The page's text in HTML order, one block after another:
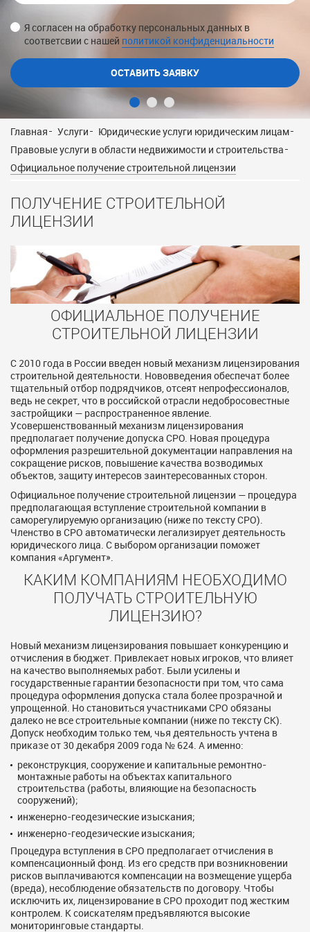
Я согласен на обработку персональных данных в
соответсвии с нашей политикой конфиденциальности
Я согласен на обработку персональных данных в
соответсвии с нашей политикой конфиденциальности
Я согласен на обработку персональных данных в
соответсвии с нашей политикой конфиденциальности
Главная Услуги
Юридические услуги юридическим лицам
Правовые услуги в области недвижимости и строительства
Официальное получение строительной лицензии
ПОЛУЧЕНИЕ СТРОИТЕЛЬНОЙ
ЛИЦЕНЗИИ
ОФИЦИАЛЬНОЕ ПОЛУЧЕНИЕ
СТРОИТЕЛЬНОЙ ЛИЦЕНЗИИ
С 2010 года в России введен новый механизм лицензирования
строительной деятельности. Нововведения обеспечат более
тщательный отбор подрядчиков, отсеят непрофессионалов,
ведь не секрет, что в российской отрасли недобросовестные
застройщики — распространенное явление.
Усовершенствованный механизм лицензирования
предполагает получение допуска СРО. Новая процедура
оформления разрешительной документации направления на
сокращение рисков, повышение качества возводимых
объектов, защиту интересов заинтересованных сторон.
Официальное получение строительной лицензии — процедура
предполагающая вступление строительной компании в
саморегулируемую организацию (ниже по тексту СРО).
Членство в СРО автоматически легализирует деятельность
юридического лица. С выбором организации поможет
компания «Аргумент».
КАКИМ КОМПАНИЯМ НЕОБХОДИМО
ПОЛУЧАТЬ СТРОИТЕЛЬНУЮ
ЛИЦЕНЗИЮ?
Новый механизм лицензирования повышает конкуренцию и
отчисления в бюджет. Привлекает новых игроков, что влияет
на качество выполняемых работ. Были усилены и
государственные гарантии безопасности при том, что сама
процедура оформления допуска стала более прозрачной и
упрощенной. Но становиться участниками СРО обязаны
далеко не все строительные компании (ниже по тексту СК).
Допуск необходим только тем, чья деятельность учтена в
приказе от 30 декабря 2009 года № 624. А именно:
реконструкция, сооружение и капитальные ремонтно-
монтажные работы на объектах капитального
строительства (работы, влияющие на безопасность
сооружений);
инженерно-геодезические изыскания;
инженерно-геодезические изыскания;
Процедура вступления в СРО предполагает отчисления в
компенсационный фонд. Из его средств при возникновении
рисков выплачиваются компенсации на возмещение ущерба
(вреда), несоблюдение обязательств по договору. Чтобы
исключить их, лицензирование в СРО проходит под жестким
контролем. К соискателям предъявляются высокие
мониторинговые стандарты.